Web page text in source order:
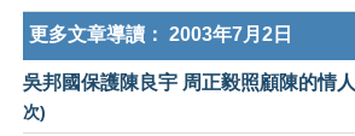
更多文章導讀： 2003年7月2日
吳邦國保護陳良宇 周正毅照顧陳的情人
次)